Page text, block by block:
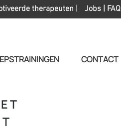
Jobs | FAQ
therapeuten |
CONTACT